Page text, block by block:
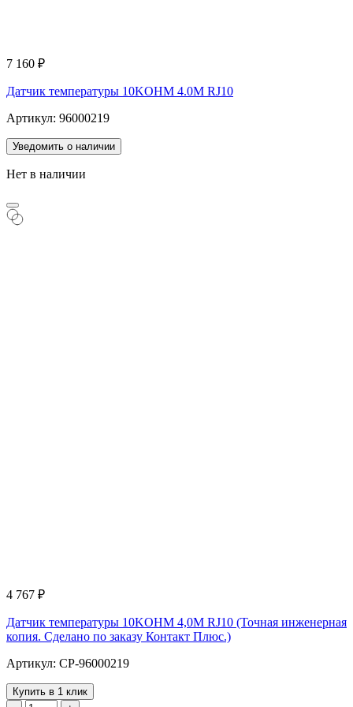
7 160 ₽
Датчик температуры 10KOHM 4.0M RJ10
Артикул: 96000219
Уведомить о наличии
Нет в наличии
4 767 ₽
Датчик температуры 10KOHM 4,0M RJ10 (Точная инженерная
копия. Cделано по заказу Контакт Плюс.)
Артикул: CP-96000219
Купить в 1 клик